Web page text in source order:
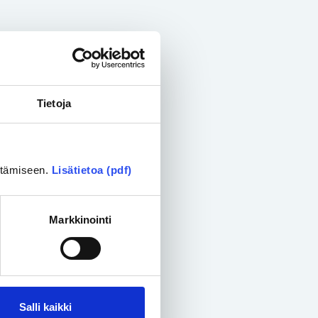
Tietoja
Lisätietoa (pdf)
Markkinointi
Salli kaikki